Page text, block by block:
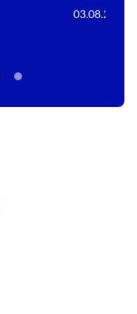
03.08.2026